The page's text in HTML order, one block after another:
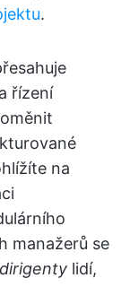
.
řízení
na
manažerů se
lidí,